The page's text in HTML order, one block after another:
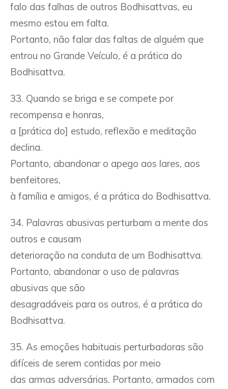
falo das falhas de outros Bodhisattvas, eu
mesmo estou em falta.
Portanto, não falar das faltas de alguém que
entrou no Grande Veículo, é a prática do
Bodhisattva.
33. Quando se briga e se compete por
recompensa e honras,
a [prática do] estudo, reflexão e meditação
declina.
Portanto, abandonar o apego aos lares, aos
benfeitores,
à família e amigos, é a prática do Bodhisattva.
34. Palavras abusivas perturbam a mente dos
outros e causam
deterioração na conduta de um Bodhisattva.
Portanto, abandonar o uso de palavras
abusivas que são
desagradáveis para os outros, é a prática do
Bodhisattva.
35. As emoções habituais perturbadoras são
difíceis de serem contidas por meio
das armas adversárias. Portanto, armados com